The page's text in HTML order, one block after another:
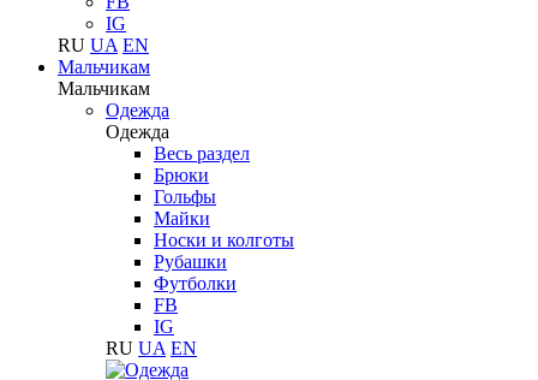
IG
RU UA EN
Мальчикам
Мальчикам
Одежда
Одежда
Весь раздел
Брюки
Гольфы
Майки
Носки и колготы
Рубашки
Футболки
FB
IG
RU UA EN